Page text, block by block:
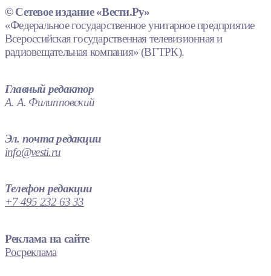
© Сетевое издание «Вести.Ру»
«Федеральное государственное унитарное предприятие
Всероссийская государственная телевизионная и
радиовещательная компания» (ВГТРК).
Главный редактор
А. А. Филипповский
Эл. почта редакции
info@vesti.ru
Телефон редакции
+7 495 232 63 33
Реклама на сайте
Росреклама